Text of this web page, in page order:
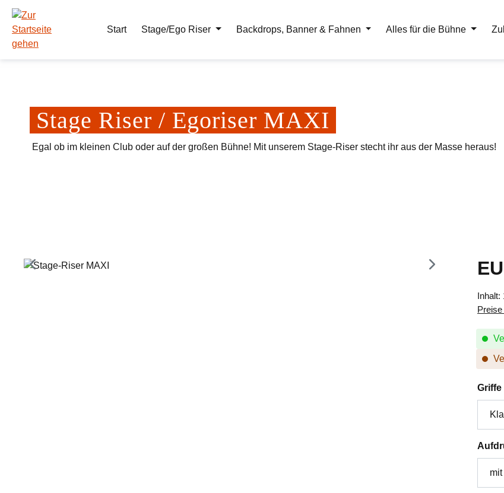
Hauptinhalt springen
Zur Suche springen
Zur Hauptnavigation springen
Start
Stage/Ego Riser Backdrops, Banner & Fahnen Alles für die Bühne
Stage Riser / Egoriser MAXI
Egal ob im kleinen Club oder auf der großen Bühne! Mit unserem Stage-Riser stecht ihr aus der Masse heraus!
Bildergalerie überspringen
Inhalt:
Griffe